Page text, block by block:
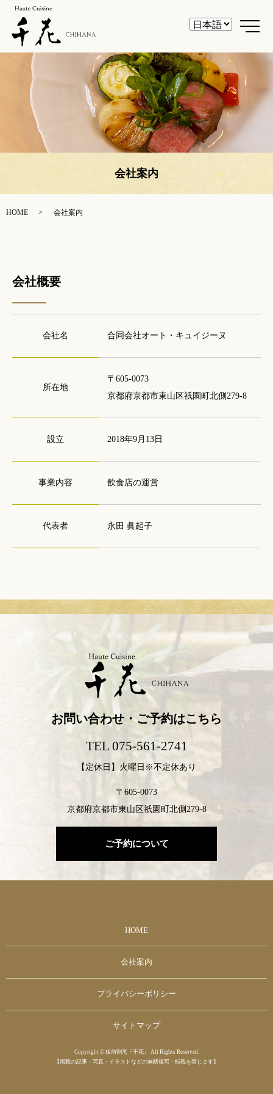
メ
会社案内
HOME 会社案内
会社概要
会社名 合同会社オート・キュイジーヌ
所在地
〒605-0073
京都府京都市東山区祇園町北側279-8
設立 2018年9月13日
事業内容 飲食店の運営
代表者 永田 眞起子
お問い合わせ・ご予約はこちら
TEL 075-561-2741
【定休日】火曜日※不定休あり
〒605-0073
京都府京都市東山区祇園町北側279-8
ご予約について
HOME
会社案内
プライバシーポリシー
サイトマップ
Copyright © 板前割烹『千花』 All Rights Reserved.
【掲載の記事・写真・イラストなどの無断複写・転載を禁じます】